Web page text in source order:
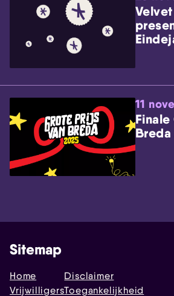
Velvet
11
Sitemap
Home
Vrijwilligers
Disclaimer
Toegankelijkheid